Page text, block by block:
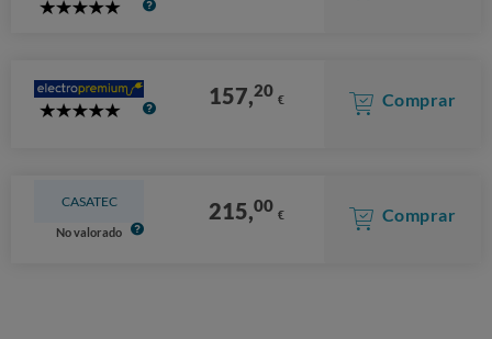
5
5
157,20 € Comprar
CASATEC
No valorado
215,00 € Comprar